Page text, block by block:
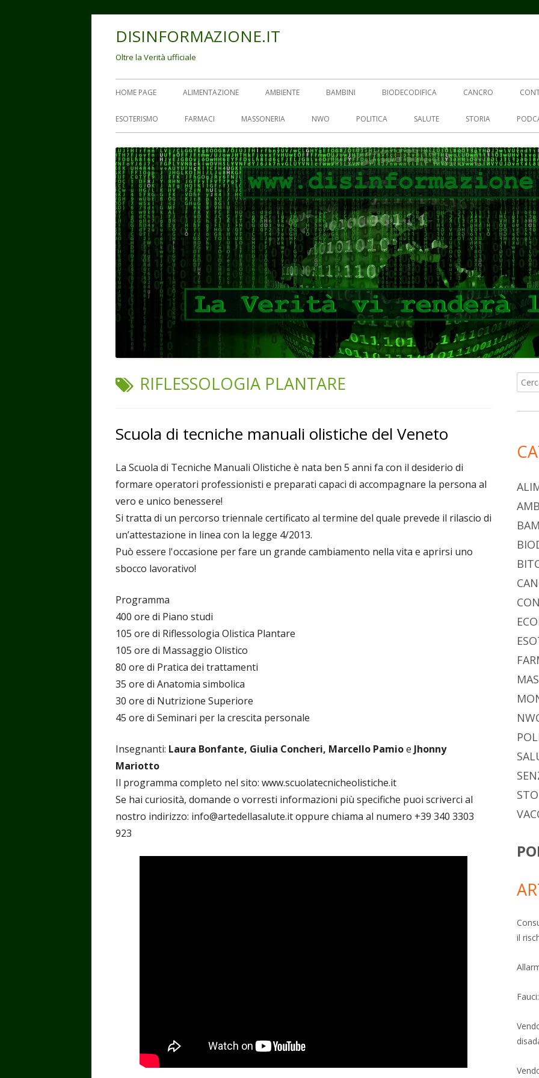
DISINFORMAZIONE.IT
Oltre la Verità ufficiale
Menu
principale
HOME PAGE ALIMENTAZIONE AMBIENTE BAMBINI BIODECODIFICA CANCRO
ESOTERISMO FARMACI MASSONERIA NWO POLITICA SALUTE STORIA
TAG:
RIFLESSOLOGIA PLANTARE
Scuola di tecniche manuali olistiche del Veneto
La Scuola di Tecniche Manuali Olistiche è nata ben 5 anni fa con il desiderio di
formare operatori professionisti e preparati capaci di accompagnare la persona al
vero e unico benessere!
Si tratta di un percorso triennale certificato al termine del quale prevede il rilascio di
un’attestazione in linea con la legge 4/2013.
Può essere l'occasione per fare un grande cambiamento nella vita e aprirsi uno
sbocco lavorativo!
Programma
400 ore di Piano studi
105 ore di Riflessologia Olistica Plantare
105 ore di Massaggio Olistico
80 ore di Pratica dei trattamenti
35 ore di Anatomia simbolica
30 ore di Nutrizione Superiore
45 ore di Seminari per la crescita personale
Insegnanti: Laura Bonfante, Giulia Concheri, Marcello Pamioe Jhonny
Mariotto
Il programma completo nel sito: www.scuolatecnicheolistiche.it
Se hai curiosità, domande o vorresti informazioni più specifiche puoi scriverci al
nostro indirizzo: info@artedellasalute.it oppure chiama al numero +39 340 3303
923
per:
il